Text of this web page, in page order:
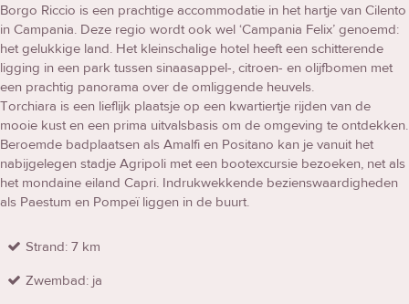
Borgo Riccio is een prachtige accommodatie in het hartje van Cilento
in Campania. Deze regio wordt ook wel ‘Campania Felix’ genoemd:
het gelukkige land. Het kleinschalige hotel heeft een schitterende
ligging in een park tussen sinaasappel-, citroen- en olijfbomen met
een prachtig panorama over de omliggende heuvels.
Torchiara is een lieflijk plaatsje op een kwartiertje rijden van de
mooie kust en een prima uitvalsbasis om de omgeving te ontdekken.
Beroemde badplaatsen als Amalfi en Positano kan je vanuit het
nabijgelegen stadje Agripoli met een bootexcursie bezoeken, net als
het mondaine eiland Capri. Indrukwekkende bezienswaardigheden
als Paestum en Pompeï liggen in de buurt.
Strand: 7 km
Zwembad: ja